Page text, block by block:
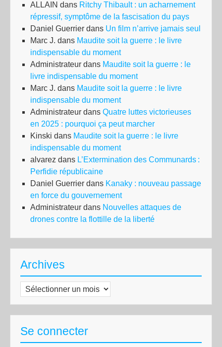
ALLAIN dans Ritchy Thibault : un acharnement
répressif, symptôme de la fascisation du pays
Daniel Guerrier dans Un film n’arrive jamais seul
Marc J. dans Maudite soit la guerre : le livre
indispensable du moment
Administrateur dans Maudite soit la guerre : le
livre indispensable du moment
Marc J. dans Maudite soit la guerre : le livre
indispensable du moment
Administrateur dans Quatre luttes victorieuses
en 2025 : pourquoi ça peut marcher
Kinski dans Maudite soit la guerre : le livre
indispensable du moment
alvarez dans L’Extermination des Communards :
Perfidie républicaine
Daniel Guerrier dans Kanaky : nouveau passage
en force du gouvernement
Administrateur dans Nouvelles attaques de
drones contre la flottille de la liberté
Archives
Archives
Se connecter